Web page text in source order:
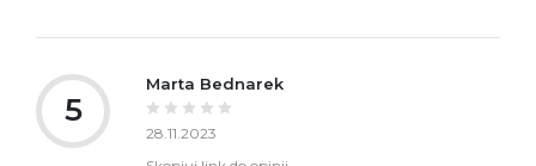
5
Marta Bednarek
28.11.2023